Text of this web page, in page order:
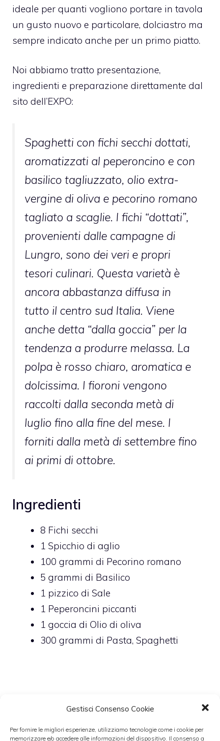
Gestisci Consenso Cookie
Per fornire le migliori esperienze, utilizziamo tecnologie come i cookie per
memorizzare e/o accedere alle informazioni del dispositivo. Il consenso a
ideale per quanti vogliono portare in tavola
un gusto nuovo e particolare, dolciastro ma
sempre indicato anche per un primo piatto.
Noi abbiamo tratto presentazione,
ingredienti e preparazione direttamente dal
sito dell’EXPO:
Spaghetti con fichi secchi dottati,
aromatizzati al peperoncino e con
basilico tagliuzzato, olio extra-
vergine di oliva e pecorino romano
tagliato a scaglie. I fichi “dottati”,
provenienti dalle campagne di
Lungro, sono dei veri e propri
tesori culinari. Questa varietà è
ancora abbastanza diffusa in
tutto il centro sud Italia. Viene
anche detta “dalla goccia” per la
tendenza a produrre melassa. La
polpa è rosso chiaro, aromatica e
dolcissima. I fioroni vengono
raccolti dalla seconda metà di
luglio fino alla fine del mese. I
forniti dalla metà di settembre fino
ai primi di ottobre.
Ingredienti
8 Fichi secchi
1 Spicchio di aglio
100 grammi di Pecorino romano
5 grammi di Basilico
1 pizzico di Sale
1 Peperoncini piccanti
1 goccia di Olio di oliva
300 grammi di Pasta, Spaghetti
Mettete a bollire l’acqua per gli